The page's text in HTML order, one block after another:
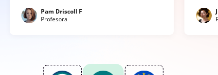
Pam Driscoll F
Profesora